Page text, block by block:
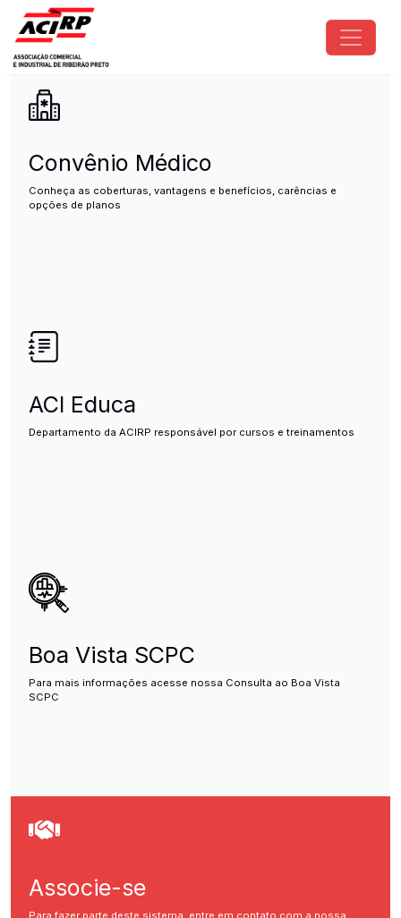
Pular para o conteúdo principal
ACIRP - Associação Comercial
Convênio Médico
Conheça as coberturas, vantagens e benefícios, carências e
opções de planos
ACI Educa
Departamento da ACIRP responsável por cursos e treinamentos
Boa Vista SCPC
Para mais informações acesse nossa Consulta ao Boa Vista
SCPC
Associe-se
Para fazer parte deste sistema, entre em contato com a nossa